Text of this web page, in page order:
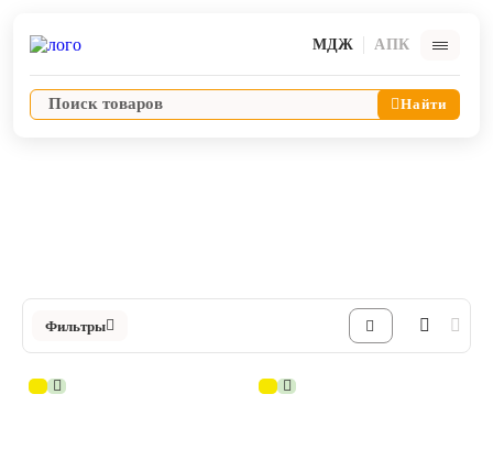
МДЖ АПК
Найти
Фильтры